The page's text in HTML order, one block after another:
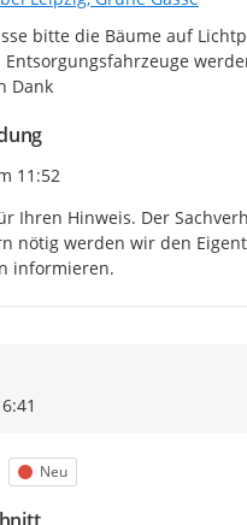
bitte die Bäume auf
Dank
Erstellens
11:52
Ihren Hinweis. Der
nötig werden wir den
informieren.
Status
Neu